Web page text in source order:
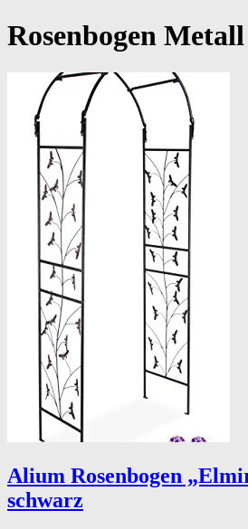
Rosenbogen Metall
Alium Rosenbogen
schwarz